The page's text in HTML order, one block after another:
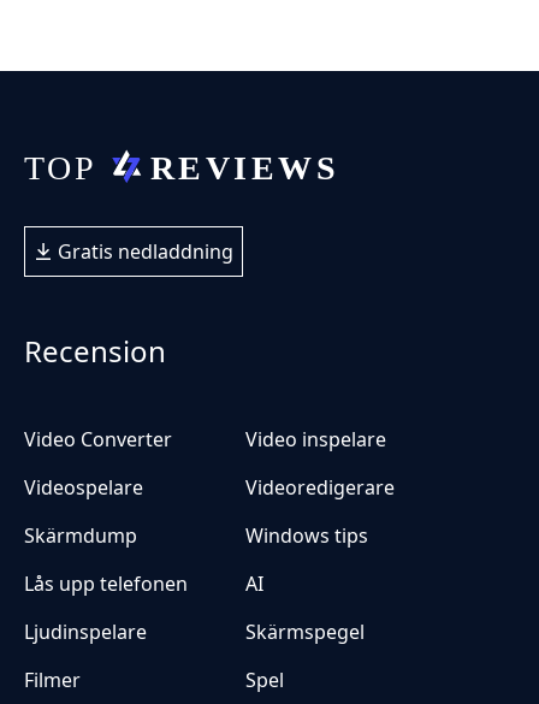
Gratis nedladdning
Recension
Video Converter
Video inspelare
Videospelare
Videoredigerare
Skärmdump
Windows tips
Lås upp telefonen
AI
Ljudinspelare
Skärmspegel
Filmer
Spel